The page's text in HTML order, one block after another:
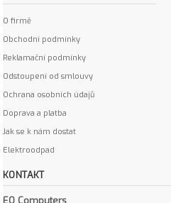
O firmě
Obchodní podmínky
Reklamační podmínky
Odstoupení od smlouvy
Ochrana osobních údajů
Doprava a platba
Jak se k nám dostat
Elektroodpad
KONTAKT
EO Computers